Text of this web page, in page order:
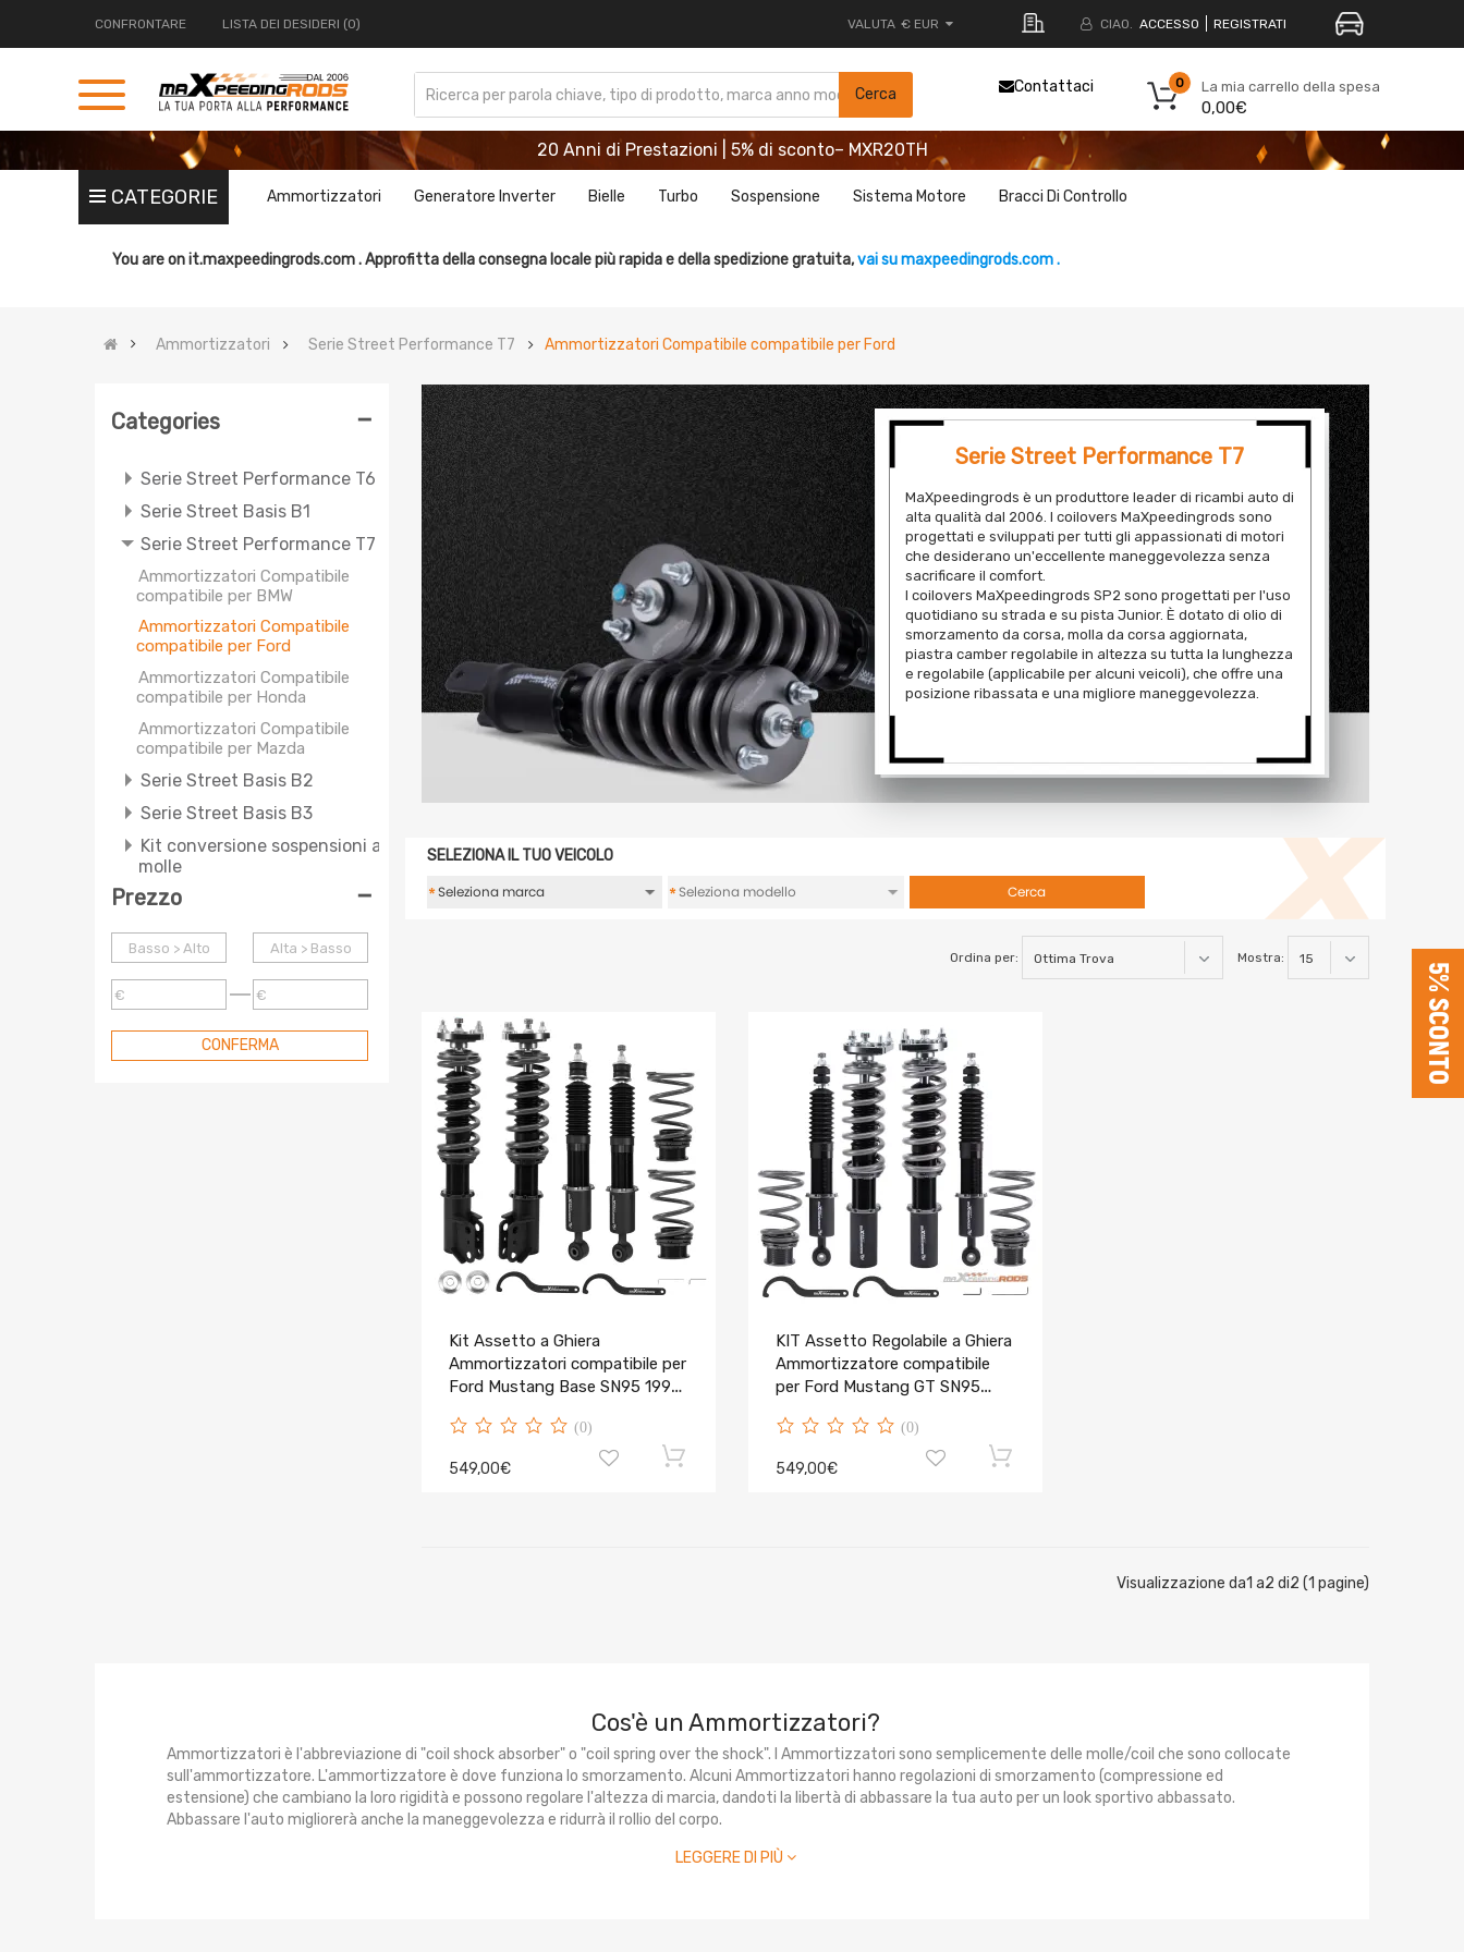
CONFRONTARE LISTA DEI DESIDERI (0) VALUTA € EUR CIAO. ACCESSO REGISTRATI
Cerca La mia carrello della spesa
0
0,00€
Contattaci
20 Anni di Prestazioni | 5% di sconto– MXR20TH
REGISTRATI ORA E RISPARMIA 5%- CODICE： WELCOME
20 Anni di Prestazioni | 5% di sconto– MXR20TH
REGISTRATI ORA E RISPARMIA 5%- CODICE： WELCOME
CATEGORIE Ammortizzatori Generatore Inverter Bielle Turbo Sospensione Sistema Motore Bracci Di Controllo
You are onit.maxpeedingrods.com .Approfitta della consegna locale più rapida e della spedizione gratuita,vai su maxpeedingrods.com .
Ammortizzatori Serie Street Performance T7 Ammortizzatori Compatibile compatibile per Ford
Categories -
Serie Street Performance T6
Serie Street Basis B1
Serie Street Performance T7
Ammortizzatori Compatibile
compatibile per BMW
Ammortizzatori Compatibile
compatibile per Ford
Ammortizzatori Compatibile
compatibile per Honda
Ammortizzatori Compatibile
compatibile per Mazda
Serie Street Basis B2
Serie Street Basis B3
Kit conversione sospensioni a
molle
Serie OXR Di Ricambio OE
Molla Elicoidale
Piastre Camber
Prezzo -
Basso > Alto Alta > Basso
€ €
CONFERMA
Serie Street Performance T7
MaXpeedingrods è un produttore leader di ricambi auto di
alta qualità dal 2006. I coilovers MaXpeedingrods sono
progettati e sviluppati per tutti gli appassionati di motori
che desiderano un'eccellente maneggevolezza senza
sacrificare il comfort.
I coilovers MaXpeedingrods SP2 sono progettati per l'uso
quotidiano su strada e su pista Junior. È dotato di olio di
smorzamento da corsa, molla da corsa aggiornata,
piastra camber regolabile in altezza su tutta la lunghezza
e regolabile (applicabile per alcuni veicoli), che offre una
posizione ribassata e una migliore maneggevolezza.
SELEZIONA IL TUO VEICOLO
* * Cerca
Ordina per: Mostra:
Kit Assetto a Ghiera
Ammortizzatori compatibile per
Ford Mustang Base SN95 1994-
(0)
549,00€
KIT Assetto Regolabile a Ghiera
Ammortizzatore compatibile
per Ford Mustang GT SN95
(0)
549,00€
Visualizzazione da1 a2 di2 (1 pagine)
Cos'è un Ammortizzatori?
Ammortizzatori è l'abbreviazione di "coil shock absorber" o "coil spring over the shock". I Ammortizzatori sono semplicemente delle molle/coil che sono collocate
sull'ammortizzatore. L'ammortizzatore è dove funziona lo smorzamento. Alcuni Ammortizzatori hanno regolazioni di smorzamento (compressione ed
estensione) che cambiano la loro rigidità e possono regolare l'altezza di marcia, dandoti la libertà di abbassare la tua auto per un look sportivo abbassato.
Abbassare l'auto migliorerà anche la maneggevolezza e ridurrà il rollio del corpo.
Come funziona un Ammortizzatori?
LEGGERE DI PIÙ
5% SCONTO